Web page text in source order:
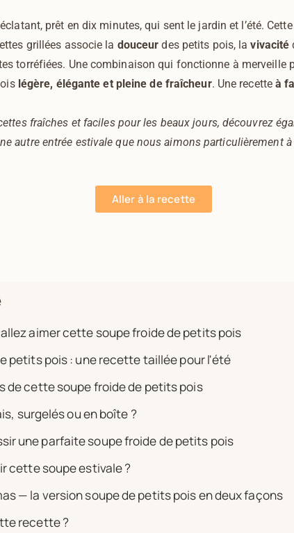
prêt en dix minutes, qui sent le jardin et l’été.
grillées associe la douceur des petits pois, lavivacité
torréfiées. Une combinaison qui fonctionne à merveille
légère, élégante et pleine de fraîcheur. Une recetteà
fraîches et faciles pour les beaux jours, découvrez
autre entrée estivale que nous aimons particulièrement
Aller à la recette
aimer cette soupe froide de petits pois
petits pois : une recette taillée pour l'été
de cette soupe froide de petits pois
surgelés ou en boîte ?
une parfaite soupe froide de petits pois
cette soupe estivale ?
— la version soupe de petits pois en deux façons
recette ?